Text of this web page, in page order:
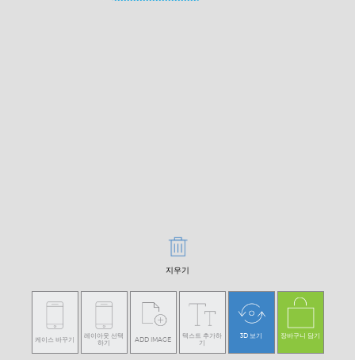
지우기
케이스 바꾸기
레이아웃 선택
하기
ADD IMAGE
텍스트 추가하
기
3D 보기 장바구니 담기